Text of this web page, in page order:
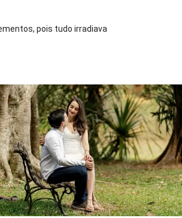
pois tudo irradiava